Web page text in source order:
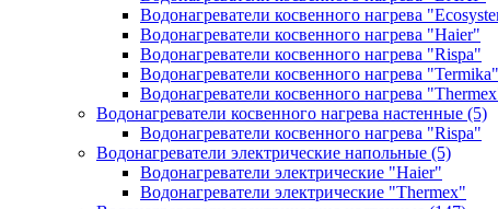
Водонагреватели косвенного нагрева
Водонагреватели косвенного нагрева "Haier"
Водонагреватели косвенного нагрева "Rispa"
Водонагреватели косвенного нагрева "Termika"
Водонагреватели косвенного нагрева
Водонагреватели косвенного нагрева настенные (5)
Водонагреватели косвенного нагрева "Rispa"
Водонагреватели электрические напольные (5)
Водонагреватели электрические "Haier"
Водонагреватели электрические "Thermex"